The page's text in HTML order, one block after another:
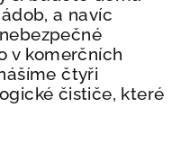
a navíc
nebezpečné
v komerčních
čtyři
čističe, které